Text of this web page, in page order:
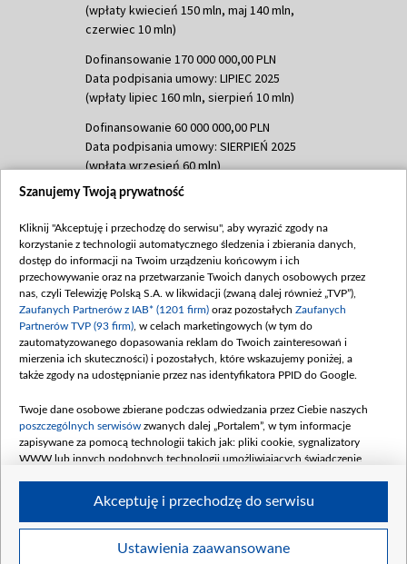
(wpłaty kwiecień 150 mln, maj 140 mln,
czerwiec 10 mln)
Dofinansowanie 170 000 000,00 PLN
Data podpisania umowy: LIPIEC 2025
(wpłaty lipiec 160 mln, sierpień 10 mln)
Dofinansowanie 60 000 000,00 PLN
Data podpisania umowy: SIERPIEŃ 2025
(wpłata wrzesień 60 mln)
Dofinansowanie 635 783 051,21 PLN
(wpłata wrzesień 100 mln, październik 350
mln, listopad 265 mln)
Dofinansowanie 48 862 000,00 PLN
Data podpisania umowy: GRUDZIEŃ 2025
(wpłata grudzień 60,548 mln)
Dofinansowanie 900 000 000,00 PLN
Data podpisania umowy: LUTY 2026 (wpłata
kwiecień 180 mln, 7 maja 180 mln, 8
czerwca 90 mln)
Dofinansowanie 250 000 000,00 PLN
4 sierpnia 250 mln
Szanujemy Twoją prywatność
Kliknij "Akceptuję i przechodzę do serwisu", aby wyrazić zgody na
korzystanie z technologii automatycznego śledzenia i zbierania danych,
dostęp do informacji na Twoim urządzeniu końcowym i ich
przechowywanie oraz na przetwarzanie Twoich danych osobowych przez
nas, czyli Telewizję Polską S.A. w likwidacji (zwaną dalej również „TVP”),
Zaufanych Partnerów z IAB* (1201 firm) oraz pozostałych Zaufanych
Partnerów TVP (93 firm) , w celach marketingowych (w tym do
zautomatyzowanego dopasowania reklam do Twoich zainteresowań i
mierzenia ich skuteczności) i pozostałych, które wskazujemy poniżej, a
także zgody na udostępnianie przez nas identyfikatora PPID do Google.
Twoje dane osobowe zbierane podczas odwiedzania przez Ciebie naszych
poszczególnych serwisów zwanych dalej „Portalem”, w tym informacje
zapisywane za pomocą technologii takich jak: pliki cookie, sygnalizatory
WWW lub innych podobnych technologii umożliwiających świadczenie
Twoje dane osobowe zbierane podczas odwiedzania przez Ciebie
Ustawienia zaawansowane
Akceptuję i przechodzę do serwisu